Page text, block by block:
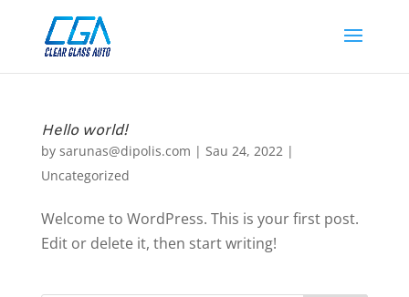
Hello world!
by sarunas@dipolis.com | Sau 24, 2022|
Uncategorized
Welcome to WordPress. This is your first post.
Edit or delete it, then start writing!